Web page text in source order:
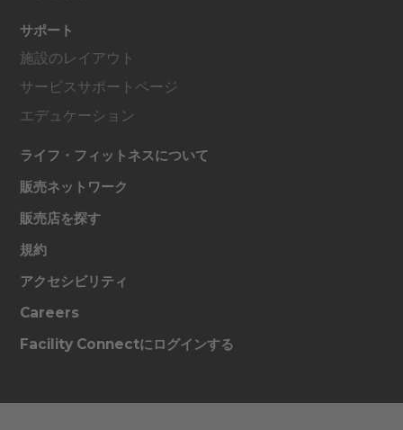
サポート
施設のレイアウト
サービスサポートページ
エデュケーション
ライフ・フィットネスについて
販売ネットワーク
販売店を探す
規約
アクセシビリティ
Careers
Facility Connectにログインする